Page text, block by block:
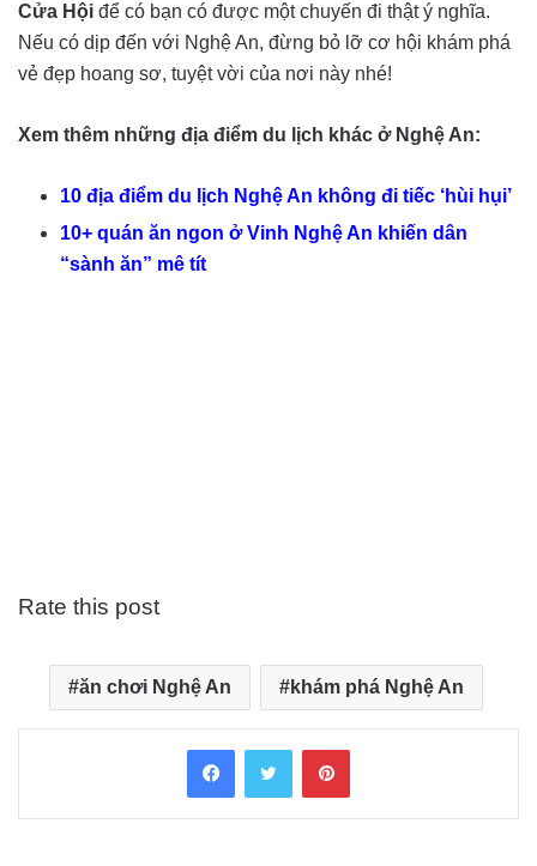
Cửa Hội để có bạn có được một chuyến đi thật ý nghĩa.
Nếu có dịp đến với Nghệ An, đừng bỏ lỡ cơ hội khám phá
vẻ đẹp hoang sơ, tuyệt vời của nơi này nhé!
Xem thêm những địa điểm du lịch khác ở Nghệ An:
10 địa điểm du lịch Nghệ An không đi tiếc ‘hùi hụi’
10+ quán ăn ngon ở Vinh Nghệ An khiến dân
“sành ăn” mê tít
Rate this post
ăn chơi Nghệ An khám phá Nghệ An
FacebookTwitter Pinterest